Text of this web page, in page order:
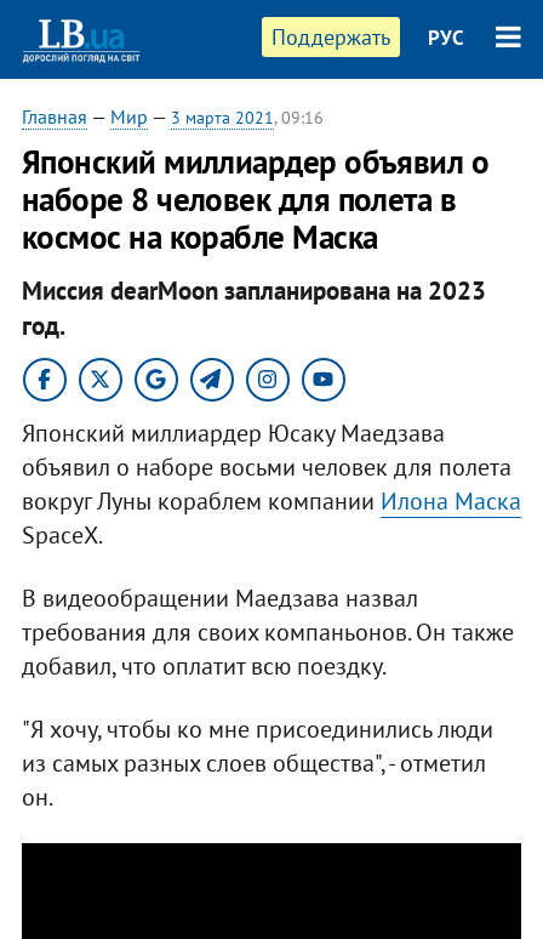
Поддержать РУС
Главная — Мир — 3 марта 2021, 09:16
Японский миллиардер объявил о
наборе 8 человек для полета в
космос на корабле Маска
Миссия deаrMoon запланирована на 2023
год.
Японский миллиардер Юсаку Маедзава
объявил о наборе восьми человек для полета
вокруг Луны кораблем компании Илона Маска
SpaceX.
В видеообращении Маедзава назвал
требования для своих компаньонов. Он также
добавил, что оплатит всю поездку.
"Я хочу, чтобы ко мне присоединились люди
из самых разных слоев общества", - отметил
он.